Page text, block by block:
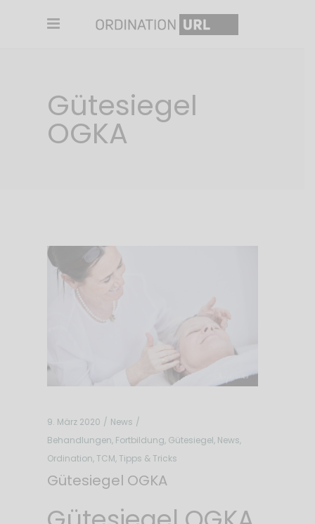
Gütesiegel
OGKA
9. März 2020
News
Behandlungen, Fortbildung, Gütesiegel, News,
Ordination, TCM, Tipps & Tricks
Gütesiegel OGKA